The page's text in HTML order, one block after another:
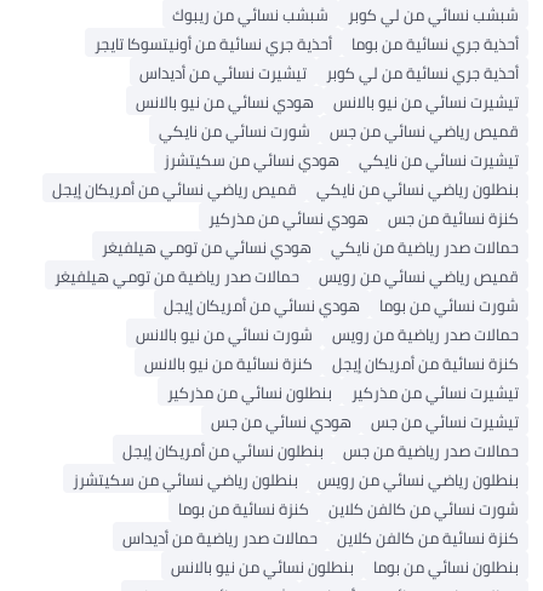
شبشب نسائي من لي كوبر
شبشب نسائي من ريبوك
أحذية جري نسائية من بوما
أحذية جري نسائية من أونيتسوكا تايجر
أحذية جري نسائية من لي كوبر
تيشيرت نسائي من أديداس
تيشيرت نسائي من نيو بالانس
هودي نسائي من نيو بالانس
قميص رياضي نسائي من جس
شورت نسائي من نايكي
تيشيرت نسائي من نايكي
هودي نسائي من سكيتشرز
بنطلون رياضي نسائي من نايكي
قميص رياضي نسائي من أمريكان إيجل
كنزة نسائية من جس
هودي نسائي من مذركير
حمالات صدر رياضية من نايكي
هودي نسائي من تومي هيلفيغر
قميص رياضي نسائي من رويس
حمالات صدر رياضية من تومي هيلفيغر
شورت نسائي من بوما
هودي نسائي من أمريكان إيجل
حمالات صدر رياضية من رويس
شورت نسائي من نيو بالانس
كنزة نسائية من أمريكان إيجل
كنزة نسائية من نيو بالانس
تيشيرت نسائي من مذركير
بنطلون نسائي من مذركير
تيشيرت نسائي من جس
هودي نسائي من جس
حمالات صدر رياضية من جس
بنطلون نسائي من أمريكان إيجل
بنطلون رياضي نسائي من رويس
بنطلون رياضي نسائي من سكيتشرز
شورت نسائي من كالفن كلاين
كنزة نسائية من بوما
كنزة نسائية من كالفن كلاين
حمالات صدر رياضية من أديداس
بنطلون نسائي من بوما
بنطلون نسائي من نيو بالانس